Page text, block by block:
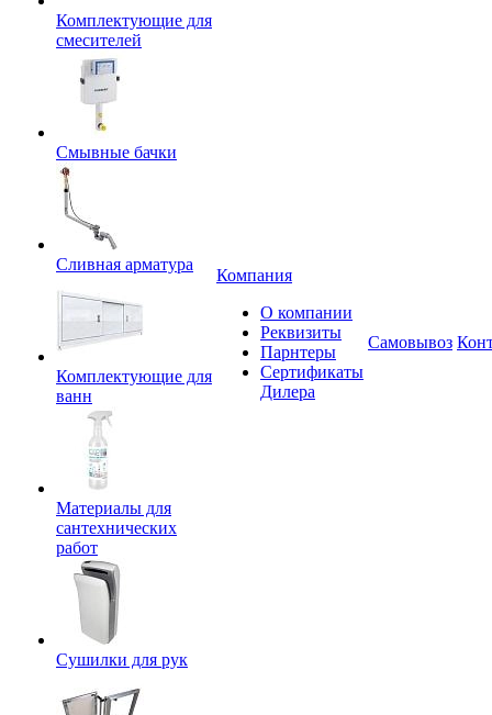
Комплектующие для
смесителей
Смывные бачки
Сливная арматура
Комплектующие для
ванн
Материалы для
сантехнических
работ
Сушилки для рук
Компания
О компании
Реквизиты
Парнтеры
Сертификаты
Дилера
Самовывоз